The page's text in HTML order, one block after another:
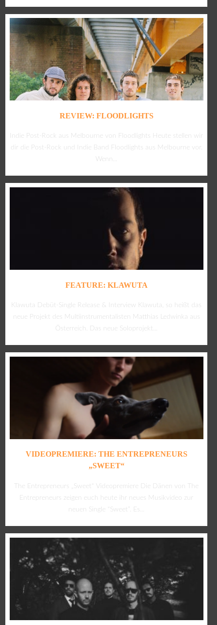
REVIEW: FLOODLIGHTS
Indie Post-Rock aus Melbourne von Floodlights Heute stellen wir
dir die Post-Rock und Indie Band Floodlights aus Melbourne vor.
Wenn...
FEATURE: KLAWUTA
Klawuta Debüt-Single Release & Interview Klawuta, so heißt das
neue Projekt des Multiinstrumentalisten Matthias Ledwinka aus
Österreich. Das neue Soloprojekt...
VIDEOPREMIERE: THE ENTREPRENEURS
„SWEET“
The Entrepreneurs „Sweet“ Videopremiere Die Dänen von The
Entrepreneurs zeigen euch heute ihr neues Musikvideo zur
neuen Single “Sweet”. Es...